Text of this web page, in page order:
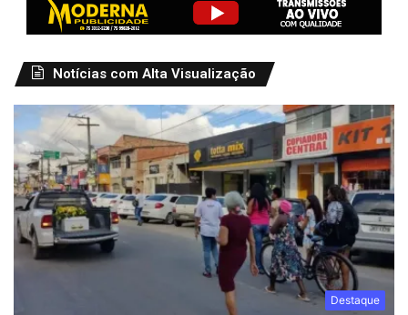
Notícias com Alta Visualização
Destaque